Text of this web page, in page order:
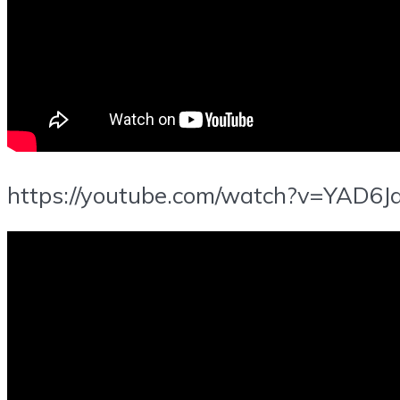
https://youtube.com/